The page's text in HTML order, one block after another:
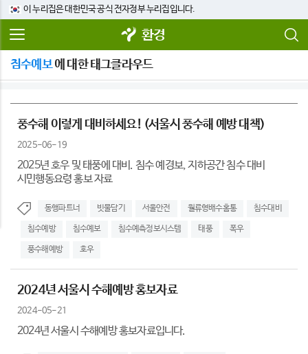
이 누리집은 대한민국 공식 전자정부 누리집입니다.
환경
침수예보에 대한 태그클라우드
풍수해 이렇게 대비하세요! (서울시 풍수해 예방 대책)
2025-06-19
2025년 호우 및 태풍에 대비. 침수 예경보, 지하공간 침수 대비
시민행동요령 홍보 자료
동행파트너 빗물담기 서울안전 월류형배수홈통 침수대비
침수예방 침수예보 침수예측정보시스템 태풍 폭우
풍수해예방 호우
2024년 서울시 수해예방 홍보자료
2024-05-21
2024년 서울시 수해예방 홍보자료입니다.